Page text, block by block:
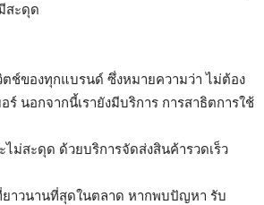
สะดุด
ตช์ของทุกแบรนด์ ซึ่งหมายความว่า ไม่ต้อง
นอกจากนี้เรายังมีบริการ การสาธิตการใช้
ม่สะดุด ด้วยบริการจัดส่งสินค้ารวดเร็ว
าวนานที่สุดในตลาด หากพบปัญหา รับ